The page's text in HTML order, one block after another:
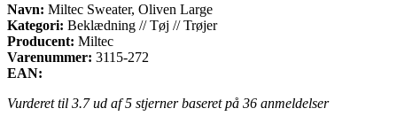
Navn: Miltec Sweater, Oliven Large
Kategori: Beklædning // Tøj // Trøjer
Producent: Miltec
Varenummer: 3115-272
EAN:
Vurderet til 3.7ud af 5 stjerner baseret på 36 anmeldelser